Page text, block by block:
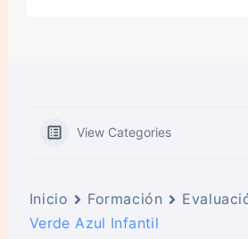
View Categories
Inicio Formación
Verde Azul Infantil